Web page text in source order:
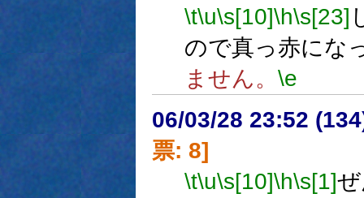
\t\u\s[10]\h\s[23]
ので真っ赤にな
ません。 \e
06/03/28 23:52
票: 8]
\t\u\s[10]\h\s[1]